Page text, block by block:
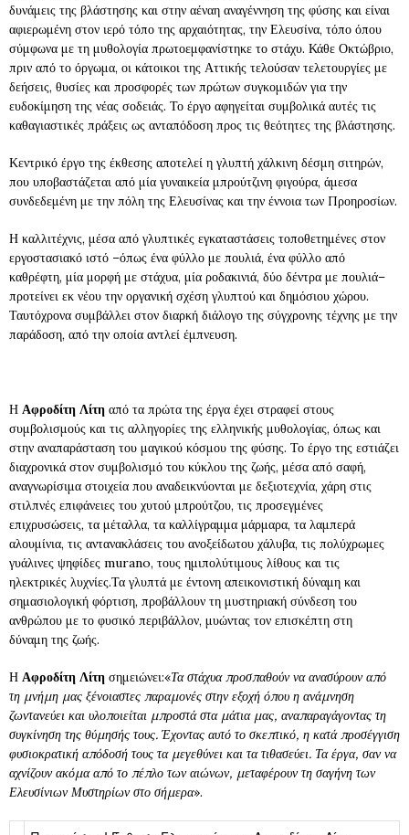
δυνάμεις της βλάστησης και στην αέναη αναγέννηση της φύσης και είναι
αφιερωμένη στον ιερό τόπο της αρχαιότητας, την Ελευσίνα, τόπο όπου
σύμφωνα με τη μυθολογία πρωτοεμφανίστηκε το στάχυ. Κάθε Οκτώβριο,
πριν από το όργωμα, οι κάτοικοι της Αττικής τελούσαν τελετουργίες με
δεήσεις, θυσίες και προσφορές των πρώτων συγκομιδών για την
ευδοκίμηση της νέας σοδειάς. Το έργο αφηγείται συμβολικά αυτές τις
καθαγιαστικές πράξεις ως ανταπόδοση προς τις θεότητες της βλάστησης.
Κεντρικό έργο της έκθεσης αποτελεί η γλυπτή χάλκινη δέσμη σιτηρών,
που υποβαστάζεται από μία γυναικεία μπρούτζινη φιγούρα, άμεσα
συνδεδεμένη με την πόλη της Ελευσίνας και την έννοια των Προηροσίων.
Η καλλιτέχνις, μέσα από γλυπτικές εγκαταστάσεις τοποθετημένες στον
εργοστασιακό ιστό –όπως ένα φύλλο με πουλιά, ένα φύλλο από
καθρέφτη, μία μορφή με στάχυα, μία ροδακινιά, δύο δέντρα με πουλιά–
προτείνει εκ νέου την οργανική σχέση γλυπτού και δημόσιου χώρου.
Ταυτόχρονα συμβάλλει στον διαρκή διάλογο της σύγχρονης τέχνης με την
παράδοση, από την οποία αντλεί έμπνευση.
Η Αφροδίτη Λίτη από τα πρώτα της έργα έχει στραφεί στους
συμβολισμούς και τις αλληγορίες της ελληνικής μυθολογίας, όπως και
στην αναπαράσταση του μαγικού κόσμου της φύσης. Το έργο της εστιάζει
διαχρονικά στον συμβολισμό του κύκλου της ζωής, μέσα από σαφή,
αναγνωρίσιμα στοιχεία που αναδεικνύονται με δεξιοτεχνία, χάρη στις
στιλπνές επιφάνειες του χυτού μπρούτζου, τις προσεγμένες
επιχρυσώσεις, τα μέταλλα, τα καλλίγραμμα μάρμαρα, τα λαμπερά
αλουμίνια, τις αντανακλάσεις του ανοξείδωτου χάλυβα, τις πολύχρωμες
γυάλινες ψηφίδες murano, τους ημιπολύτιμους λίθους και τις
ηλεκτρικές λυχνίες.Τα γλυπτά με έντονη απεικονιστική δύναμη και
σημασιολογική φόρτιση, προβάλλουν τη μυστηριακή σύνδεση του
ανθρώπου με το φυσικό περιβάλλον, μυώντας τον επισκέπτη στη
δύναμη της ζωής.
Η Αφροδίτη Λίτη σημειώνει:«Τα στάχυα προσπαθούν να ανασύρουν από
τη μνήμη μας ξένοιαστες παραμονές στην εξοχή όπου η ανάμνηση
ζωντανεύει και υλοποιείται μπροστά στα μάτια μας, αναπαραγάγοντας τη
συγκίνηση της θύμησής τους. Έχοντας αυτό το σκεπτικό, η κατά προσέγγιση
φυσιοκρατική απόδοσή τους τα μεγεθύνει και τα τιθασεύει. Τα έργα, σαν να
αχνίζουν ακόμα από το πέπλο των αιώνων, μεταφέρουν τη σαγήνη των
Ελευσίνιων Μυστηρίων στο σήμερα».